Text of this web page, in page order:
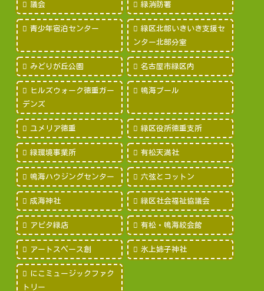
議会 緑消防署
青少年宿泊センター
緑区北部いきいき支援セ
ンター北部分室
みどりが丘公園 名古屋市緑区内
ヒルズウォーク徳重ガー
デンズ
鳴海プール
ユメリア徳重 緑区役所徳重支所
緑環境事業所 有松天満社
鳴海ハウジングセンター 六弦とコットン
成海神社 緑区社会福祉協議会
アピタ緑店 有松・鳴海絞会館
アートスペース創 氷上姉子神社
にこミュージックファク
トリー